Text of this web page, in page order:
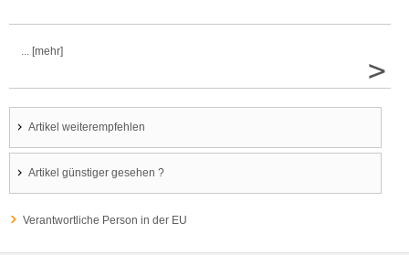
... [mehr]
>
Artikel weiterempfehlen
Artikel günstiger gesehen ?
Verantwortliche Person in der EU